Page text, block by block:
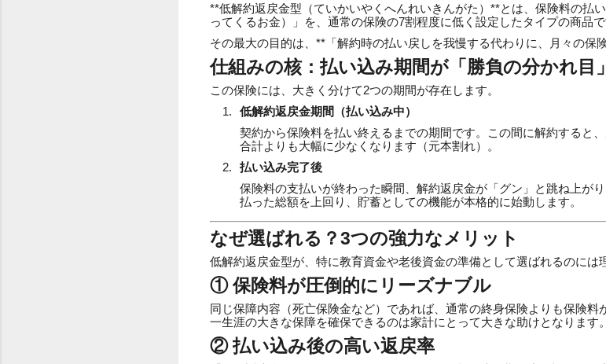
**低解約返戻金型（ていかいやくへんれいきんがた）**とは、保険料の払
ってくるお金）」を、通常の保険の7割程度に低く設定したタイプの商品で
その最大の目的は、**「解約時の払い戻しを我慢する代わりに、月々の保
仕組みの核：払い込み期間が「勝負の分かれ目」
この保険には、大きく分けて2つの期間が存在します。
低解約返戻金期間（払い込み中）
契約から保険料を払い終えるまでの期間です。この間に解約すると
合計よりも大幅に少なくなります（元本割れ）。
払い込み完了後
保険料の支払いが終わった瞬間、解約返戻金が「グン」と跳ね上が
払った総額を上回り、貯蓄としての機能が本格的に始動します。
なぜ選ばれる？3つの強力なメリット
低解約返戻金型が、特に教育資金や老後資金の準備として選ばれるのには
① 保険料が圧倒的にリーズナブル
同じ保障内容（死亡保険金など）であれば、通常の終身保険よりも保険料
一生涯の大きな保障を確保できるのは家計にとって大きな助けとなります。
② 払い込み後の高い返戻率